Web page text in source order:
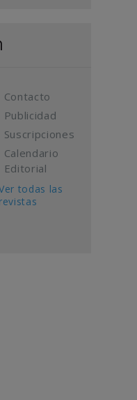
Contacto
Publicidad
Suscripciones
Calendario
Editorial
todas las
revistas